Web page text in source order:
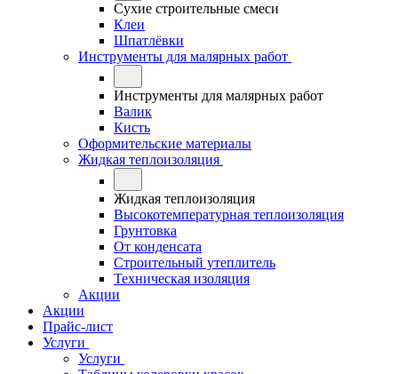
Сухие строительные смеси
Клеи
Шпатлёвки
Инструменты для малярных работ
Инструменты для малярных работ
Валик
Кисть
Оформительские материалы
Жидкая теплоизоляция
Жидкая теплоизоляция
Высокотемпературная теплоизоляция
Грунтовка
От конденсата
Строительный утеплитель
Техническая изоляция
Акции
Акции
Прайс-лист
Услуги
Услуги